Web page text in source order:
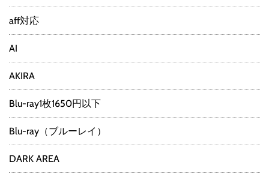
aff対応
AI
AKIRA
Blu-ray1枚1650円以下
Blu-ray（ブルーレイ）
DARK AREA